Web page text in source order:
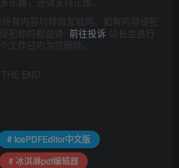
有内容均转自互联网。如有内容侵犯
犯你的权益请: 前往投诉 站长会进行
工作日内为您删除。
THE END
# IcePDFEditor中文版
# 冰淇淋pdf编辑器